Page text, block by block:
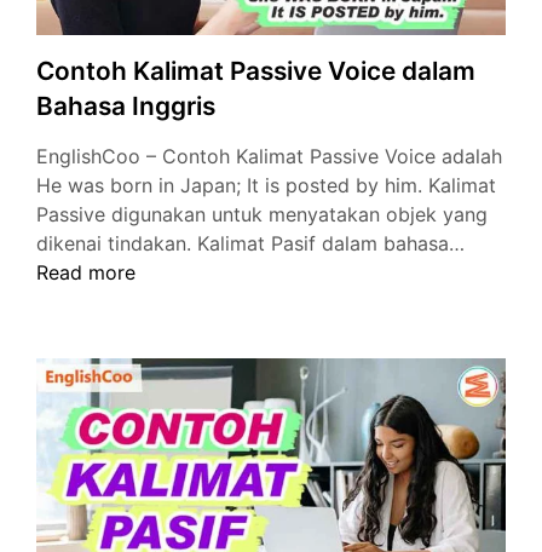
Contoh Kalimat Passive Voice dalam
Bahasa Inggris
EnglishCoo – Contoh Kalimat Passive Voice adalah
He was born in Japan; It is posted by him. Kalimat
Passive digunakan untuk menyatakan objek yang
dikenai tindakan. Kalimat Pasif dalam bahasa…
dalam
Bahasa
Inggris
Read more